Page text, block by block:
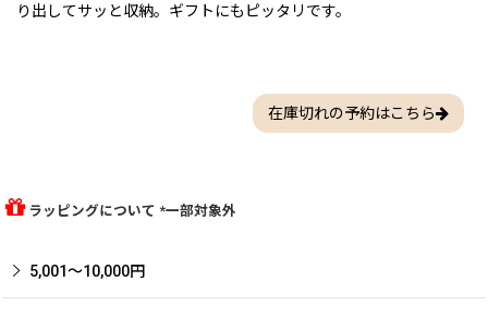
り出してサッと収納。ギフトにもピッタリです。
在庫切れの予約はこちら
ラッピングについて *一部対象外
5,001〜10,000円